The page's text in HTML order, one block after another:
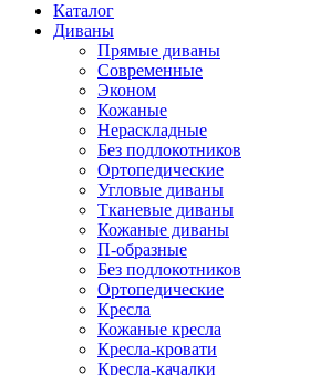
Каталог
Диваны
Прямые диваны
Современные
Эконом
Кожаные
Нераскладные
Без подлокотников
Ортопедические
Угловые диваны
Тканевые диваны
Кожаные диваны
П-образные
Без подлокотников
Ортопедические
Кресла
Кожаные кресла
Кресла-кровати
Кресла-качалки